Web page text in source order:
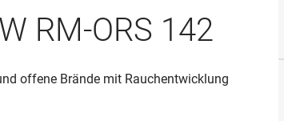
RM-ORS 142
offene Brände mit Rauchentwicklung